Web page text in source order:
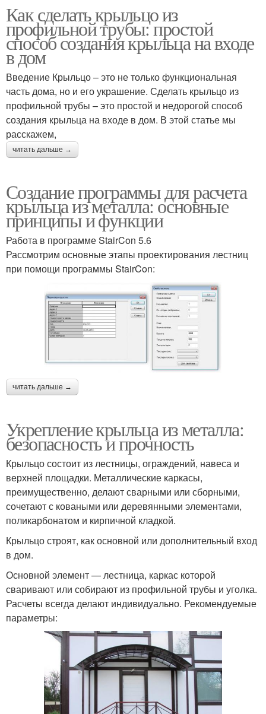
Как сделать крыльцо из
профильной трубы: простой
способ создания крыльца на входе
в дом
Введение Крыльцо – это не только функциональная
часть дома, но и его украшение. Сделать крыльцо из
профильной трубы – это простой и недорогой способ
создания крыльца на входе в дом. В этой статье мы
расскажем,
читать дальше →
Создание программы для расчета
крыльца из металла: основные
принципы и функции
Работа в программе StairCon 5.6
Рассмотрим основные этапы проектирования лестниц
при помощи программы StairCon:
читать дальше →
Укрепление крыльца из металла:
безопасность и прочность
Крыльцо состоит из лестницы, ограждений, навеса и
верхней площадки. Металлические каркасы,
преимущественно, делают сварными или сборными,
сочетают с коваными или деревянными элементами,
поликарбонатом и кирпичной кладкой.
Крыльцо строят, как основной или дополнительный вход
в дом.
Основной элемент — лестница, каркас которой
сваривают или собирают из профильной трубы и уголка.
Расчеты всегда делают индивидуально. Рекомендуемые
параметры: